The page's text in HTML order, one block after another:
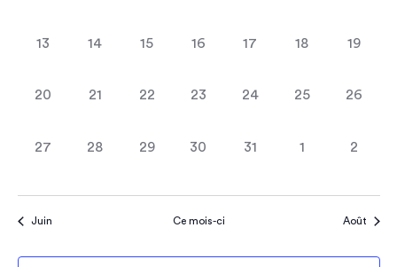
0
13
0
14
0
15
0
16
0
17
0
18
0
19
0
20
0
21
0
22
0
23
0
24
0
25
0
26
0
27
0
28
0
29
0
30
0
31
0
1
0
2
Juin Ce mois-ci Août